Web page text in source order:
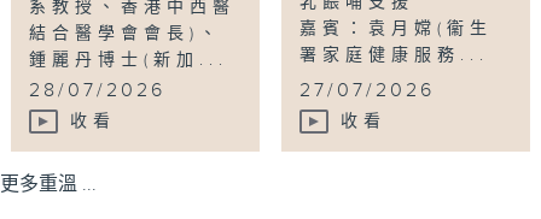
系教授、香港中西醫
結合醫學會會長)、
鍾麗丹博士(新加...
28/07/2026
收看
嘉賓：袁月嫦(衞生
署家庭健康服務...
27/07/2026
收看
更多重溫 ...